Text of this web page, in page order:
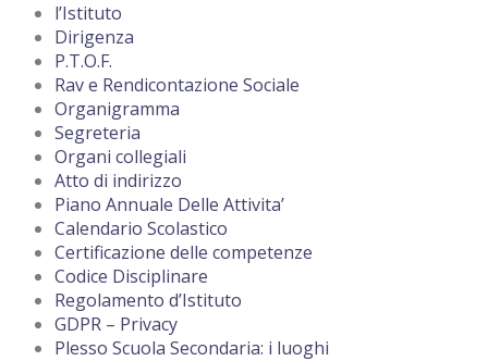
l’Istituto
Dirigenza
P.T.O.F.
Rav e Rendicontazione Sociale
Organigramma
Segreteria
Organi collegiali
Atto di indirizzo
Piano Annuale Delle Attivita’
Calendario Scolastico
Certificazione delle competenze
Codice Disciplinare
Regolamento d’Istituto
GDPR – Privacy
Plesso Scuola Secondaria: i luoghi